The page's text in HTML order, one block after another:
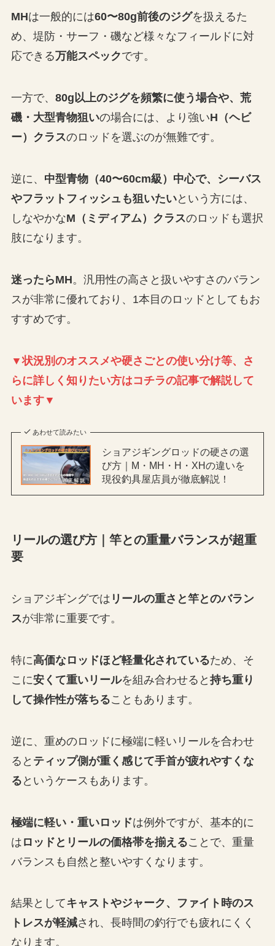
MHは一般的には60〜80g前後のジグを扱えるた
め、堤防・サーフ・磯など様々なフィールドに対
応できる万能スペックです。
一方で、 80g以上のジグを頻繁に使う場合や、荒
磯・大型青物狙いの場合には、より強いH（ヘビ
ー）クラスのロッドを選ぶのが無難です。
逆に、 中型青物（40〜60cm級）中心で、シーバス
やフラットフィッシュも狙いたいという方には、
しなやかなM（ミディアム）クラスのロッドも選択
肢になります。
迷ったらMH。汎用性の高さと扱いやすさのバラン
スが非常に優れており、1本目のロッドとしてもお
すすめです。
▼状況別のオススメや硬さごとの使い分け等、さ
らに詳しく知りたい方はコチラの記事で解説して
います▼
あわせて読みたい
ショアジギングロッドの硬さの選
び方｜M・MH・H・XHの違いを
現役釣具屋店員が徹底解説！
リールの選び方｜竿との重量バランスが超重
要
ショアジギングでは リールの重さと竿とのバラン
スが非常に重要です。
特に高価なロッドほど軽量化されているため、そ
こに安くて重いリールを組み合わせると 持ち重り
して操作性が落ちることもあります。
逆に、重めのロッドに極端に軽いリールを合わせ
ると ティップ側が重く感じて手首が疲れやすくな
る というケースもあります。
極端に軽い・重いロッドは例外ですが、基本的に
は ロッドとリールの価格帯を揃えることで、重量
バランスも自然と整いやすくなります。
結果としてキャストやジャーク、ファイト時のス
トレスが軽減され、長時間の釣行でも疲れにくく
なります。